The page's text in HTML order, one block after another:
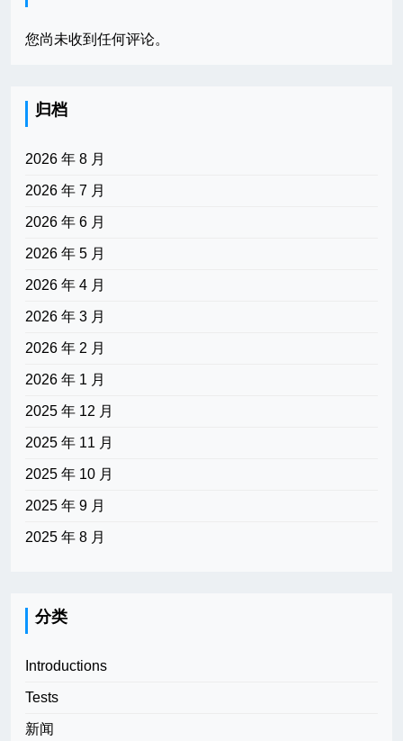
您尚未收到任何评论。
归档
2026 年 8 月
2026 年 7 月
2026 年 6 月
2026 年 5 月
2026 年 4 月
2026 年 3 月
2026 年 2 月
2026 年 1 月
2025 年 12 月
2025 年 11 月
2025 年 10 月
2025 年 9 月
2025 年 8 月
分类
Introductions
Tests
新闻